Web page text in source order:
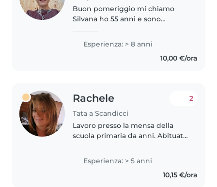
Buon pomeriggio mi chiamo
Silvana ho 55 anni e sono
parte la mia esperienza di
mamma, ho gia' lavorato in
passato come baby sitter per
Esperienza: > 8 anni
10,00 €/ora
Rachele
Tata a Scandicci
2
Lavoro presso la mensa della
scuola primaria da anni. Abituata
dai 3 agli 11 anni Sono esperta
nell'occuparmi di bambini Ho
due figli grandi. Sono una..
Esperienza: > 5 anni
10,15 €/ora